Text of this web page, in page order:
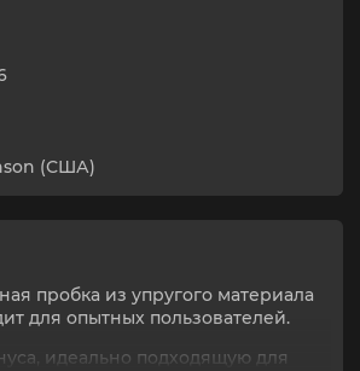
(США)
пробка из упругого материала
для опытных пользователей.
идеально подходящую для